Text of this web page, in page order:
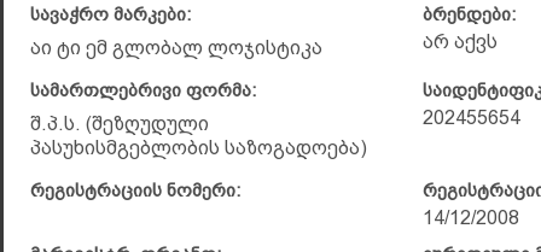
სავაჭრო მარკები:
აი ტი ემ გლობალ ლოჯისტიკა
ბრენდები:
არ აქვს
სამართლებრივი ფორმა:
შ.პ.ს. (შეზღუდული
პასუხისმგებლობის საზოგადოება)
202455654
რეგისტრაციის ნომერი:
14/12/2008